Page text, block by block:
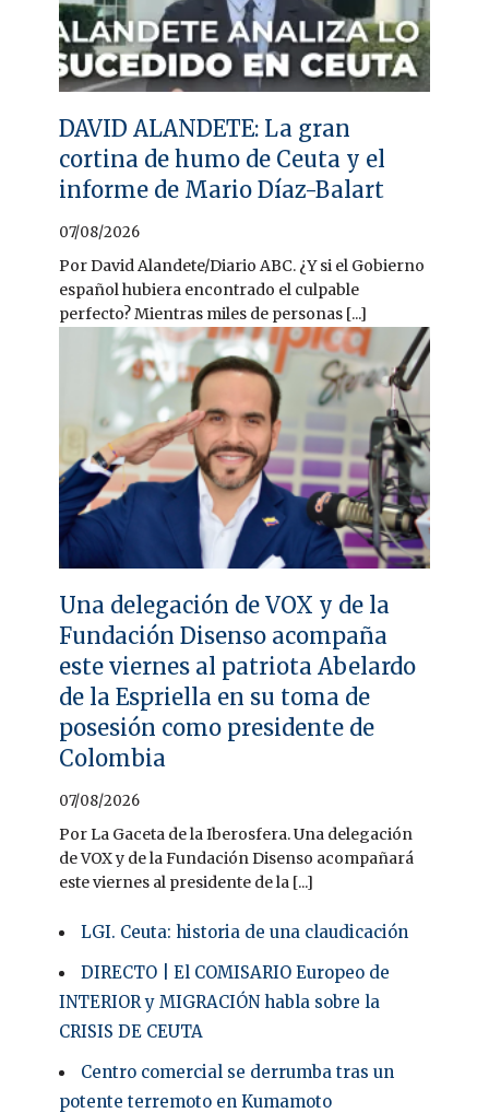
DAVID ALANDETE: La gran
cortina de humo de Ceuta y el
informe de Mario Díaz-Balart
07/08/2026
Por David Alandete/Diario ABC. ¿Y si el Gobierno
español hubiera encontrado el culpable
perfecto? Mientras miles de personas [...]
Una delegación de VOX y de la
Fundación Disenso acompaña
este viernes al patriota Abelardo
de la Espriella en su toma de
posesión como presidente de
Colombia
07/08/2026
Por La Gaceta de la Iberosfera. Una delegación
de VOX y de la Fundación Disenso acompañará
este viernes al presidente de la [...]
LGI. Ceuta: historia de una claudicación
DIRECTO | El COMISARIO Europeo de
INTERIOR y MIGRACIÓN habla sobre la
CRISIS DE CEUTA
Centro comercial se derrumba tras un
potente terremoto en Kumamoto